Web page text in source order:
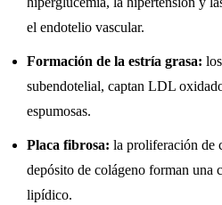
el endotelio vascular.
Formación de la estría grasa:
subendotelial, captan LDL
espumosas.
Placa fibrosa: la proliferación de
depósito de colágeno forman una
lipídico.